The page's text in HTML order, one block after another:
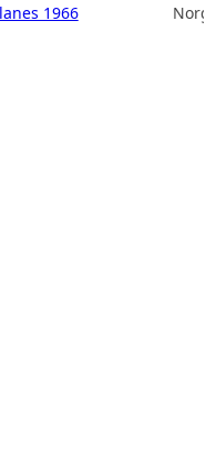
1966